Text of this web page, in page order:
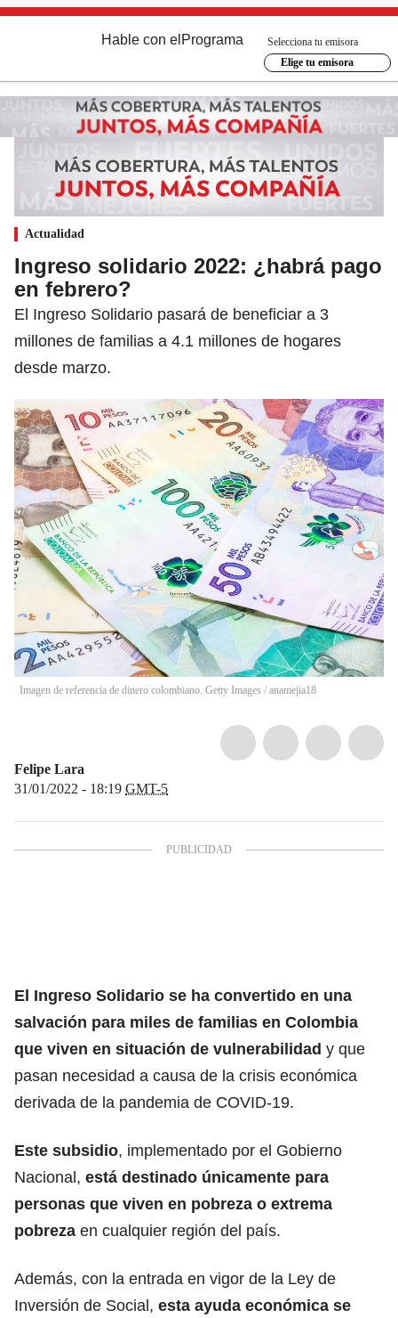
Hable con el Programa
Selecciona tu emisora
Elige tu emisora
Actualidad
Ingreso solidario 2022: ¿habrá pago
en febrero?
El Ingreso Solidario pasará de beneficiar a 3
millones de familias a 4.1 millones de hogares
desde marzo.
Imagen de referencia de dinero colombiano. Getty Images / anamejia18
Felipe Lara
31/01/2022 - 18:19 GMT-5
El Ingreso Solidario se ha convertido en una
salvación para miles de familias en Colombia
que viven en situación de vulnerabilidad y que
pasan necesidad a causa de la crisis económica
derivada de la pandemia de COVID-19.
Este subsidio, implementado por el Gobierno
Nacional, está destinado únicamente para
personas que viven en pobreza o extrema
pobreza en cualquier región del país.
Además, con la entrada en vigor de la Ley de
Inversión de Social, esta ayuda económica se